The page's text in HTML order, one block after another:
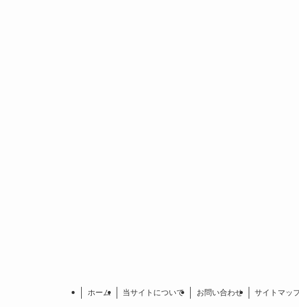
ホーム 当サイトについて お問い合わせ サイトマッ